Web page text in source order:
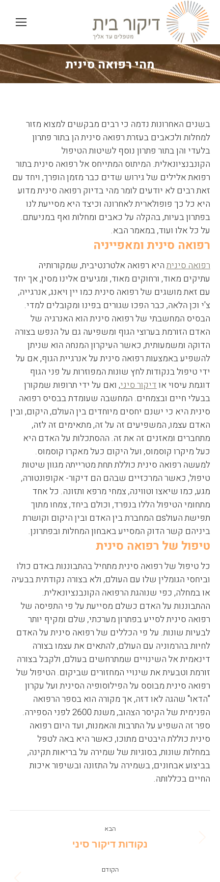
מהי רפואה סינית
You are here:
בשנים האחרונות נדמה כי רבים מבקשים למצוא מזור
למחלות ולכאבים בעזרת רפואה סינית הן בתור פתרון
בלעדי והן בתור פתרון נוסף לשיטות הטיפול
הקונבנציונאלית. המיתוס המתייחס אל רפואה סינית בתור
רפואת אלילים של גירוש שדים כבר מזמן הופרך, ויחד עם
זאת רבים לא יודעים לומר מהי בדיוק רפואה סינית מדוע
היא כל כך פופולארית לאחרונה וכיצד היא מסייעת לנו
בפתרון בעיות, בהקלה על כאבים ומחלות ואף במניעתם.
על כל אלו ועוד, במאמר הבא.
רפואה סינית ומאפייניה
רפואה סיניתהיא רפואה אלטרנטיבית, שמקורותיה
עתיקים מאוד, ורחוקים מאוד, ומגיעים אלינו מסין, אך יחד
עם זאת מושגים של רפואה סינית כמו יין ויאנג, אנרגייה,
צ'י וכן הלאה, כבר הפכו שגורים בפינו ומקובלים למדי.
הבסיס המחשבתי של רפואה סינית הוא האנרגיה של
האדם הזורמת בערוצי הגוף ומשפיעה גם על הנפש בצורה
הדוקה ומשמעותית, כאשר העיקרון המנחה הוא שניתן
להשפיע באמצעות רפואה סינית על אנרגיית הגוף, אם על
ידי טיפול בנקודות לחץ שונות המפוזרות על פני הגוף
דוגמת עיסוי אודיקור סיני, ואם על ידי תרופות שמקורן
בבעלי חיים ובצמחים. המחשבה שעומדת בבסיס רפואה
סינית היא כי ישנם יחסים מיוחדים בין העולם, היקום, ובין
האדם עצמו, המשפיעים זה על זה, מתאימים זה לזה,
מתחברים ומאזנים זה את זה. ההסתכלות על האדם היא
כעל מיקרו קוסמוס, ועל היקום כעל מאקרו קוסמוס.
למעשה רפואה סינית כוללת תחת מטרייתה מגוון שיטות
טיפול, כאשר המרכזיים שבהם הם דיקור- אקופונטורה,
מגע, כמו שיאצו וטווינה, צמחי מרפא ותזונה. כל אחד
מתחומי הטיפול הללו בנפרד, וכולם ביחד, צמחו מתוך
תפישת העולsם המחברת בין האדם ובין היקום וקושרת
ביניהם קשר הדוק המסייע באבחון המחלות ובפתרונן.
טיפול של רפואה סינית
כל טיפול של רפואה סינית מתחיל בהתבוננות באדם כולו
וביחסי הגומלין שלו עם העולם, ולא בצורה נקודתית בבעיה
או במחלה, כפי שנוהגת הרפואה הקונבנציונאלית.
ההתבוננות על האדם כשלם מסייעת על פי התפיסה של
רפואה סינית לסייע בפתרון מערכתי, שלם ומקיף יותר
לבעיות שונות. על פי הכללים של רפואה סינית על האדם
לחיות בהרמוניה עם העולם, להתאים את עצמו בצורה
דינאמית אל השינויים שמתרחשים בעולם, ולקבל בצורה
זורמת וטבעית את שינויי המחזורים שביקום. הטיפול של
רפואה סינית מבוסס על הפילוסופיה הסינית ועל עקרון
"הדאו" שהגה לאו דזה, אך מקורה הוא בספר הרפואה
הפנימית של הקיסר הצהוב, משנת 2600 לפני הספירה.
ספר זה השפיע על התרבות והאמנות, ועד היום רפואה
סינית כוללת היבטים מתוכו, כאשר היא באה לטפל
במחלות שונות, בסוגיות של שמירה על בריאות תקינה,
בביצוע אבחונים, בשמירה על התזונה ובשיפור איכות
החיים בכללותה.
navigation
הקודם
הבא
Next
נקודות דיקור סיני